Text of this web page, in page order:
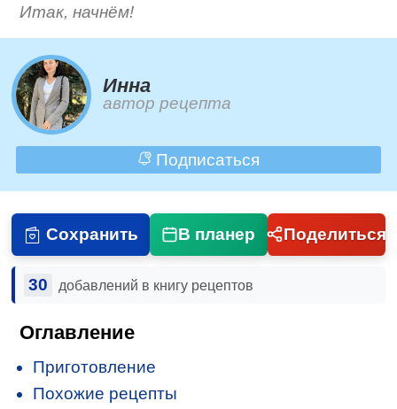
Итак, начнём!
Инна
автор рецепта
Подписаться
Сохранить В планер Поделиться
30 добавлений в книгу рецептов
Оглавление
Приготовление
Похожие рецепты